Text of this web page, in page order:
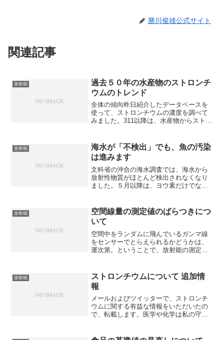
勝川俊雄公式サイト
関連記事
放射能
過去５０年の水産物のストロンチ
ウムのトレンド
全体の傾向昨日紹介したデータベースを
使って、ストロンチウムの濃度を調べて
みました。311以降は、水産物からストロ
す。今後は水産物のストロンチウムの調
査を強化するようで...
放射能
海水が「不検出」でも、魚の汚染
は進みます
文科省の沖合の海水調査では、海水から
放射性物質がほとんど検出されなくなり
ました。５月以降は、ヨウ素だけでな
というと、そうではありません。水産物
の検査データから福島のヒラ...
放射能
空間線量の測定値のばらつきにつ
いて
空間中をランダムに飛んでいるガンマ線
をセンサーでとらえられるかどうかは、
運次第。ということで、放射能の測定で
例として、エアカウンターＳをつかっ
て、0.1Sv/hの場所で...
放射能
ストロンチウムについて 追加情
報
メールおよびツイッターで、ストロンチ
ウムに関する有益な情報をいただいたの
で、転載します。医学や化学は私の守備
せてもらっています。医師をしていま